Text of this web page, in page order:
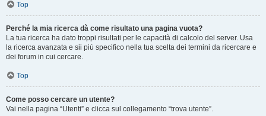
Top
Perché la mia ricerca dà come risultato una pagina vuota?
La tua ricerca ha dato troppi risultati per le capacità di calcolo del server. Usa
la ricerca avanzata e sii più specifico nella tua scelta dei termini da ricercare e
dei forum in cui cercare.
Top
Come posso cercare un utente?
Vai nella pagina “Utenti” e clicca sul collegamento “trova utente”.